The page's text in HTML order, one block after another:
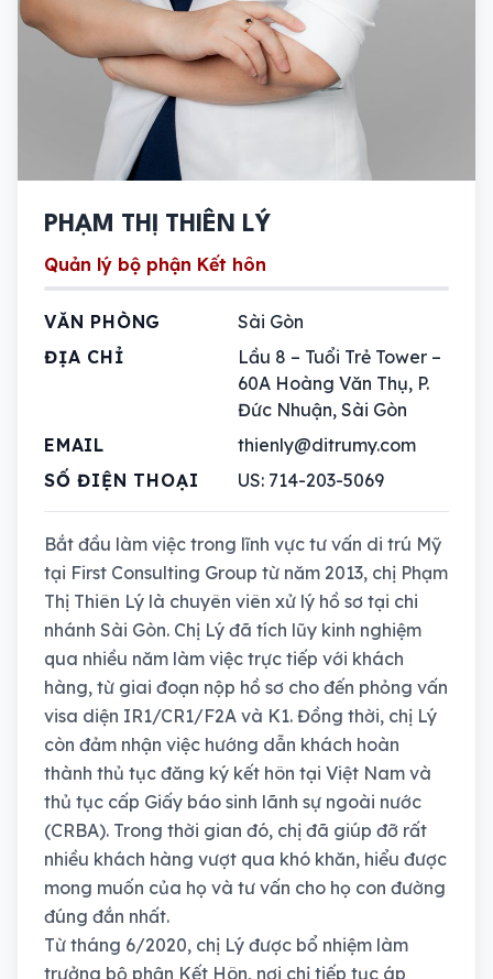
PHẠM THỊ THIÊN LÝ
Quản lý bộ phận Kết hôn
VĂN PHÒNG
Sài Gòn
ĐỊA CHỈ
Lầu 8 – Tuổi Trẻ Tower –
60A Hoàng Văn Thụ, P.
Đức Nhuận, Sài Gòn
EMAIL
thienly@ditrumy.com
SỐ ĐIỆN THOẠI
US: 714-203-5069
Bắt đầu làm việc trong lĩnh vực tư vấn di trú Mỹ
tại First Consulting Group từ năm 2013, chị Phạm
Thị Thiên Lý là chuyên viên xử lý hồ sơ tại chi
nhánh Sài Gòn. Chị Lý đã tích lũy kinh nghiệm
qua nhiều năm làm việc trực tiếp với khách
hàng, từ giai đoạn nộp hồ sơ cho đến phỏng vấn
visa diện IR1/CR1/F2A và K1. Đồng thời, chị Lý
còn đảm nhận việc hướng dẫn khách hoàn
thành thủ tục đăng ký kết hôn tại Việt Nam và
thủ tục cấp Giấy báo sinh lãnh sự ngoài nước
(CRBA). Trong thời gian đó, chị đã giúp đỡ rất
nhiều khách hàng vượt qua khó khăn, hiểu được
mong muốn của họ và tư vấn cho họ con đường
đúng đắn nhất.
Từ tháng 6/2020, chị Lý được bổ nhiệm làm
trưởng bộ phận Kết Hôn, nơi chị tiếp tục áp